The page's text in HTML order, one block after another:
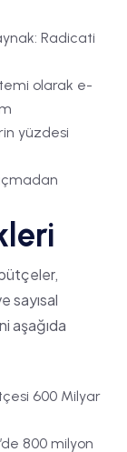
Radicati
olarak e-
yüzdesi
sayısal
aşağıda
600 Milyar
800 milyon